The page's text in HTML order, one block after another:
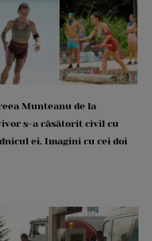
Munteanu de la
s-a căsătorit civil cu
ei. Imagini cu cei doi